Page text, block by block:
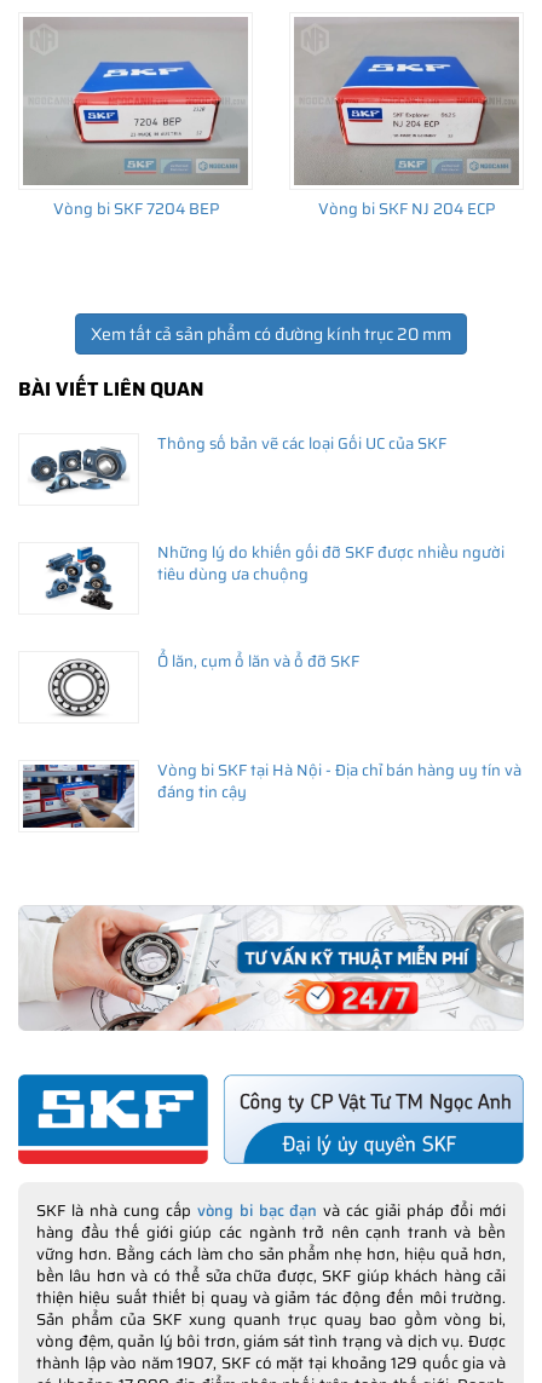
Vòng bi SKF 7204 BEP Vòng bi SKF NJ 204 ECP
Xem tất cả sản phẩm có đường kính trục 20 mm
BÀI VIẾT LIÊN QUAN
Thông số bản vẽ các loại Gối UC của SKF
Những lý do khiến gối đỡ SKF được nhiều người
tiêu dùng ưa chuộng
Ổ lăn, cụm ổ lăn và ổ đỡ SKF
Vòng bi SKF tại Hà Nội - Địa chỉ bán hàng uy tín và
đáng tin cậy
SKF là nhà cung cấp vòng bi bạc đạn và các giải pháp đổi mới
hàng đầu thế giới giúp các ngành trở nên cạnh tranh và bền
vững hơn. Bằng cách làm cho sản phẩm nhẹ hơn, hiệu quả hơn,
bền lâu hơn và có thể sửa chữa được, SKF giúp khách hàng cải
thiện hiệu suất thiết bị quay và giảm tác động đến môi trường.
Sản phẩm của SKF xung quanh trục quay bao gồm vòng bi,
vòng đệm, quản lý bôi trơn, giám sát tình trạng và dịch vụ. Được
thành lập vào năm 1907, SKF có mặt tại khoảng 129 quốc gia và